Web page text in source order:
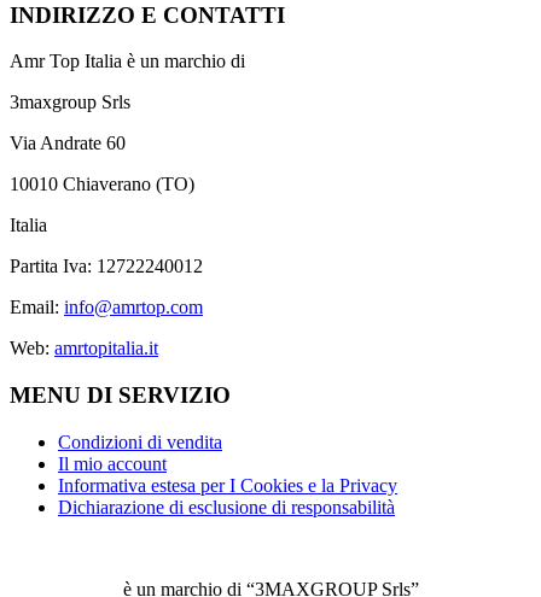
INDIRIZZO E CONTATTI
Amr Top Italia è un marchio di
3maxgroup Srls
Via Andrate 60
10010 Chiaverano (TO)
Italia
Partita Iva: 12722240012
Email: info@amrtop.com
Web: amrtopitalia.it
MENU DI SERVIZIO
Condizioni di vendita
Il mio account
Informativa estesa per I Cookies e la Privacy
Dichiarazione di esclusione di responsabilità
è un marchio di “3MAXGROUP Srls”